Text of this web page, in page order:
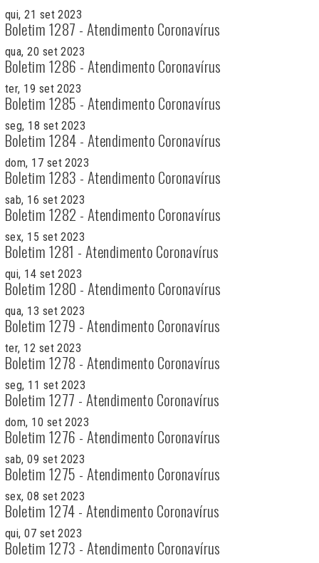
qui, 21 set 2023
Boletim 1287 - Atendimento Coronavírus
qua, 20 set 2023
Boletim 1286 - Atendimento Coronavírus
ter, 19 set 2023
Boletim 1285 - Atendimento Coronavírus
seg, 18 set 2023
Boletim 1284 - Atendimento Coronavírus
dom, 17 set 2023
Boletim 1283 - Atendimento Coronavírus
sab, 16 set 2023
Boletim 1282 - Atendimento Coronavírus
sex, 15 set 2023
Boletim 1281 - Atendimento Coronavírus
qui, 14 set 2023
Boletim 1280 - Atendimento Coronavírus
qua, 13 set 2023
Boletim 1279 - Atendimento Coronavírus
ter, 12 set 2023
Boletim 1278 - Atendimento Coronavírus
seg, 11 set 2023
Boletim 1277 - Atendimento Coronavírus
dom, 10 set 2023
Boletim 1276 - Atendimento Coronavírus
sab, 09 set 2023
Boletim 1275 - Atendimento Coronavírus
sex, 08 set 2023
Boletim 1274 - Atendimento Coronavírus
qui, 07 set 2023
Boletim 1273 - Atendimento Coronavírus